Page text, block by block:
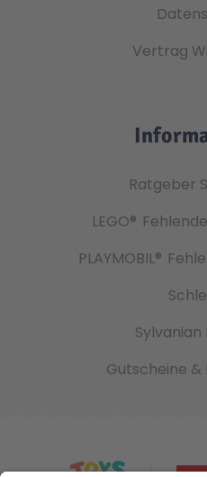
Vertrag
Ratgeber
LEGO®
PLAYMOBIL®
Sylvanian
Gutscheine